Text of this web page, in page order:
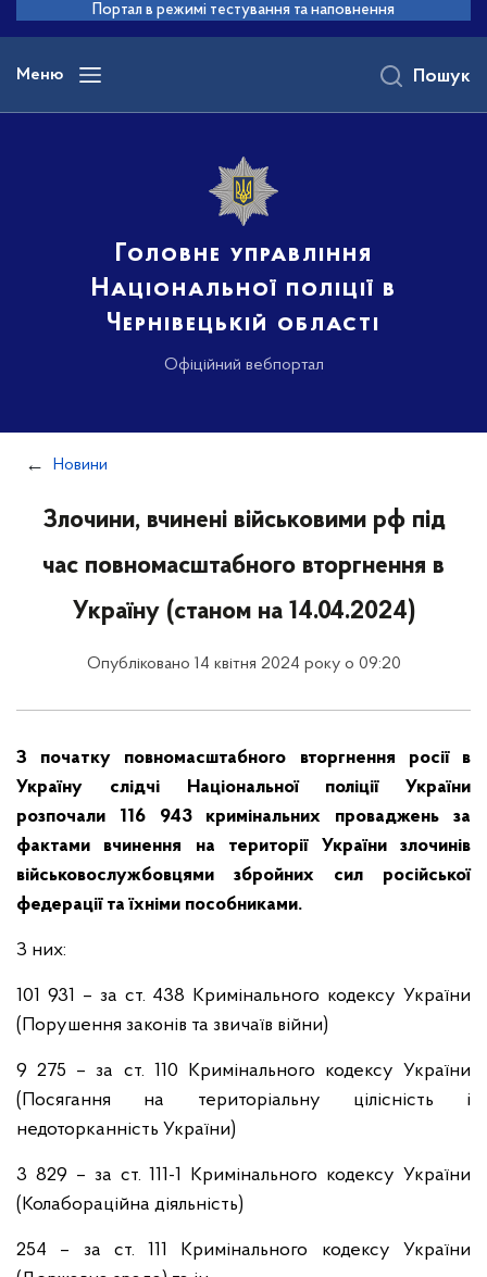
основного
вмісту
Портал в режимі тестування та наповнення
Меню
Головне управління
Національної поліції в
Чернівецькій області
Офіційний вебпортал
Пошук
Новини
Злочини, вчинені військовими рф під
час повномасштабного вторгнення в
Україну (станом на 14.04.2024)
Опубліковано 14 квітня 2024 року о 09:20
З початку повномасштабного вторгнення росії в
Україну слідчі Національної поліції України
розпочали 116 943 кримінальних проваджень за
фактами вчинення на території України злочинів
військовослужбовцями збройних сил російської
федерації та їхніми пособниками.
З них:
101 931 – за ст. 438 Кримінального кодексу України
(Порушення законів та звичаїв війни)
9 275 – за ст. 110 Кримінального кодексу України
(Посягання на територіальну цілісність і
недоторканність України)
3 829 – за ст. 111-1 Кримінального кодексу України
(Колабораційна діяльність)
254 – за ст. 111 Кримінального кодексу України